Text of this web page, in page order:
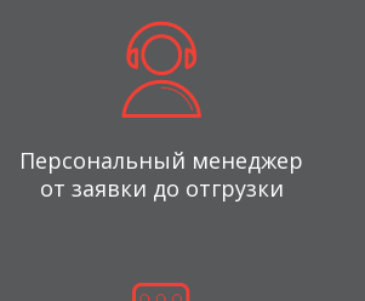
Персональный менеджер
от заявки до отгрузки